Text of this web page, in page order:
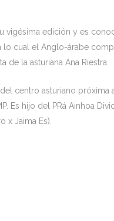
vigésima edición y es
lo cual el Anglo-árabe
la asturiana Ana Riestra.
centro asturiano próxima
Es hijo del PRá Ainhoa
x Jaima Es).